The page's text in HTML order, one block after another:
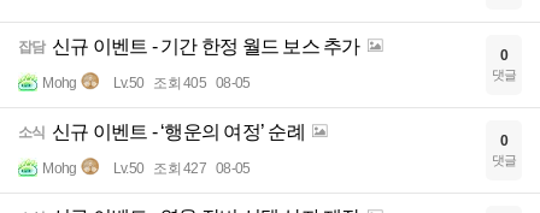
잡담 신규 이벤트 - 기간 한정 월드 보스 추가
Mohg Lv.50 조회 405 08-05
0
댓글
소식 신규 이벤트 - ‘행운의 여정’ 순례
Mohg Lv.50 조회 427 08-05
0
댓글